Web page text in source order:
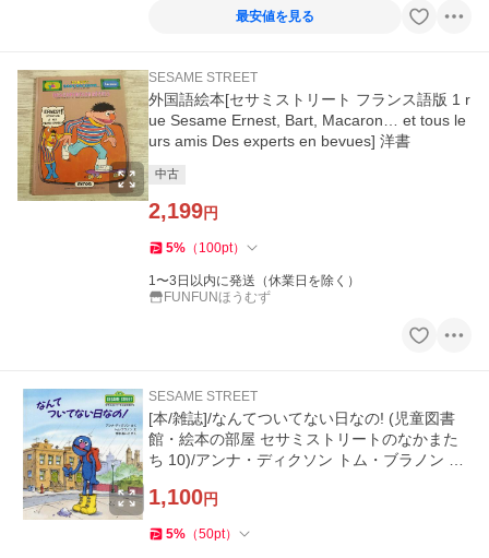
最安値を見る
SESAME STREET
外国語絵本[セサミストリート フランス語版 1 r
ue Sesame Ernest, Bart, Macaron… et tous le
urs amis Des experts en bevues] 洋書
中古
2,199円
5% （ 100pt）
1〜3日以内に発送（休業日を除く）
FUNFUNほうむず
SESAME STREET
[本/雑誌]/なんてついてない日なの! (児童図書
館・絵本の部屋 セサミストリートのなかまた
ち 10)/アンナ・ディクソン トム・ブラノン せ
1,100円
5% （50pt）